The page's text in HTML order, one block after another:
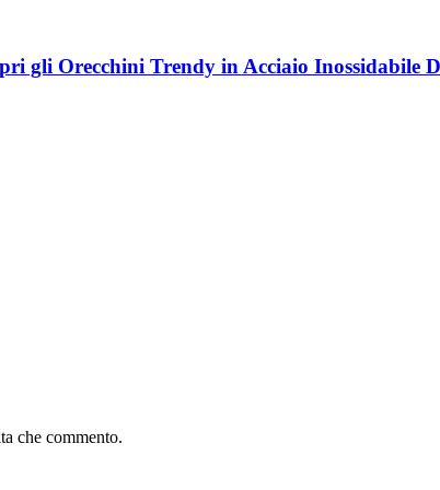
gli Orecchini Trendy in Acciaio Inossidabile
che commento.